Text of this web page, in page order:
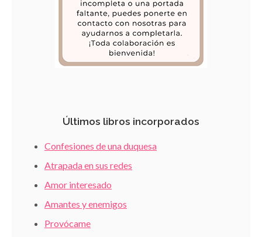
Últimos libros incorporados
Confesiones de una duquesa
Atrapada en sus redes
Amor interesado
Amantes y enemigos
Provócame